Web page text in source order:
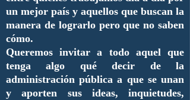
un mejor país y aquellos que buscan la
manera de lograrlo pero que no saben
cómo.
Queremos invitar a todo aquel que
tenga algo qué decir de la
administración pública a que se unan
y aporten sus ideas, inquietudes,